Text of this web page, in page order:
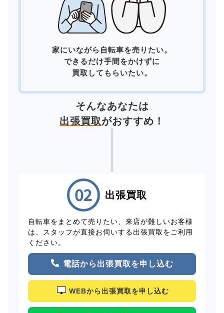
家にいながら自転車を売りたい。
できるだけ手間をかけずに
買取してもらいたい。
そんなあなたは
出張買取がおすすめ！
出張買取
自転車をまとめて売りたい、来店が難しいお客様
は、スタッフが直接お伺いする出張買取をご利用
ください。
電話から出張買取を申し込む
WEBから出張買取を申し込む